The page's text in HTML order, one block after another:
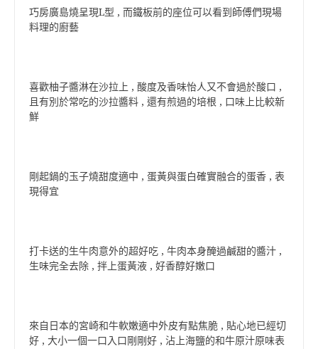
巧房廣島燒呈現L型 , 而鐵板前的座位可以看到師傅們現場
料理的廚藝
喜歡柚子醬淋在沙拉上 , 酸度及香味怡人又不會過於酸口 ,
且有別於常吃的沙拉醬料 , 還有煎過的培根 , 口味上比較新
鮮
剛起鍋的玉子燒甜度適中 , 蛋黃與蛋白確實融合的蛋香 , 表
現得宜
打卡送的生牛肉意外的超好吃 , 牛肉本身醃過鹹甜的醬汁 ,
生味完全去除 , 拌上蛋黃液 , 好香醇好嫩口
來自日本的宮崎和牛軟嫩適中外皮有點焦脆 , 貼心地已經切
好 , 大小一個一口入口剛剛好 , 沾上海鹽的和牛原汁原味表